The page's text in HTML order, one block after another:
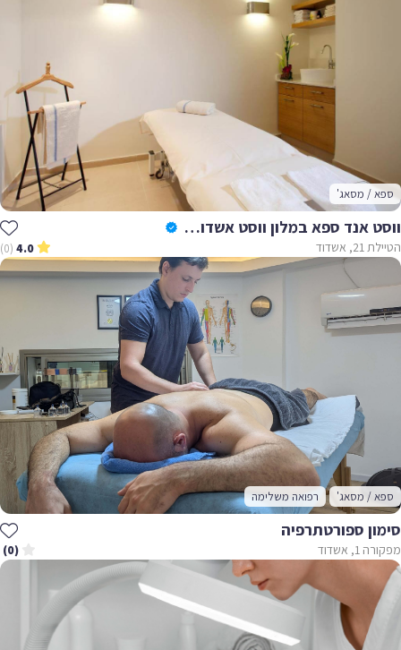
ספא / מסאג'
ווסט אנד ספא במלון ווסט אשדוד - West And Spa
הטיילת 21, אשדוד 4.0
(0)
ספא / מסאג' רפואה משלימה
סימון ספורטתרפיה
מפקורה 1, אשדוד (0)